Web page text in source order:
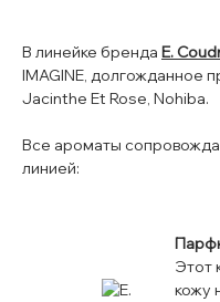
В линейке бренда E.
IMAGINE, долгожданное
Jacinthe Et Rose, Nohiba.
Все ароматы
линией:
Этот
кожу